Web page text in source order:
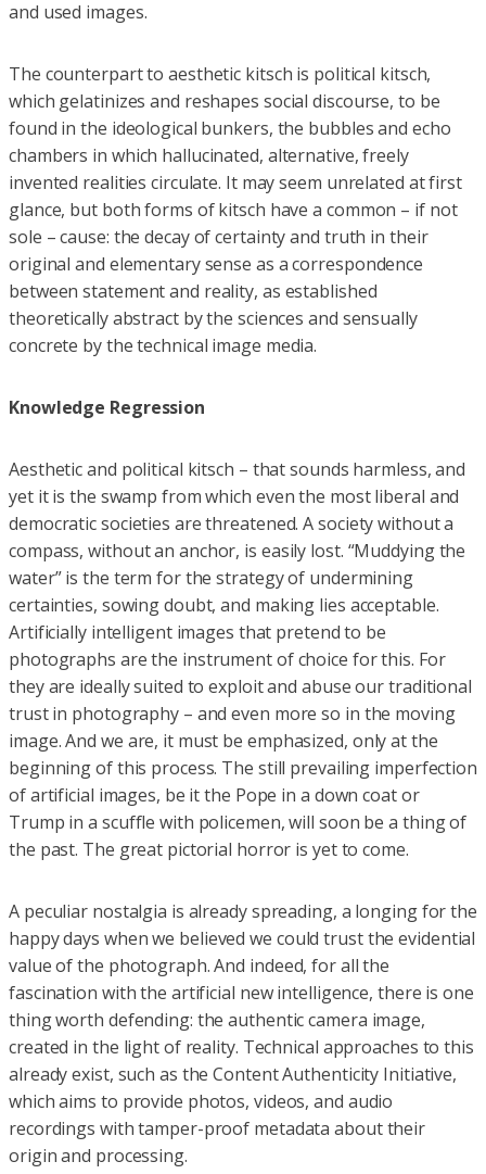
and used images.
The counterpart to aesthetic kitsch is political kitsch,
which gelatinizes and reshapes social discourse, to be
found in the ideological bunkers, the bubbles and echo
chambers in which hallucinated, alternative, freely
invented realities circulate. It may seem unrelated at first
glance, but both forms of kitsch have a common – if not
sole – cause: the decay of certainty and truth in their
original and elementary sense as a correspondence
between statement and reality, as established
theoretically abstract by the sciences and sensually
concrete by the technical image media.
Knowledge Regression
Aesthetic and political kitsch – that sounds harmless, and
yet it is the swamp from which even the most liberal and
democratic societies are threatened. A society without a
compass, without an anchor, is easily lost. “Muddying the
water” is the term for the strategy of undermining
certainties, sowing doubt, and making lies acceptable.
Artificially intelligent images that pretend to be
photographs are the instrument of choice for this. For
they are ideally suited to exploit and abuse our traditional
trust in photography – and even more so in the moving
image. And we are, it must be emphasized, only at the
beginning of this process. The still prevailing imperfection
of artificial images, be it the Pope in a down coat or
Trump in a scuffle with policemen, will soon be a thing of
the past. The great pictorial horror is yet to come.
A peculiar nostalgia is already spreading, a longing for the
happy days when we believed we could trust the evidential
value of the photograph. And indeed, for all the
fascination with the artificial new intelligence, there is one
thing worth defending: the authentic camera image,
created in the light of reality. Technical approaches to this
already exist, such as the Content Authenticity Initiative,
which aims to provide photos, videos, and audio
recordings with tamper-proof metadata about their
origin and processing.